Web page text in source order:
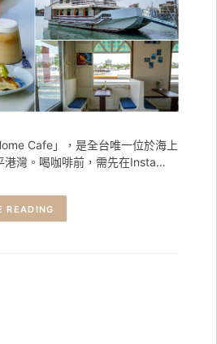
Cafe」，是全台唯一位於海上
港灣。喝咖啡前，需先在Insta…
READING